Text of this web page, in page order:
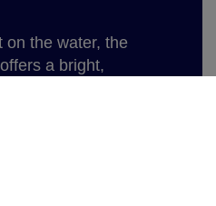
on the water, the
a bright,